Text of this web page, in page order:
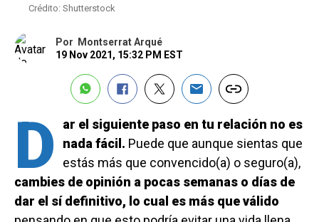
Crédito: Shutterstock
Por
Montserrat Arqué
19 Nov 2021, 15:32 PM EST
D
ar el siguiente paso en tu relación no es
nada fácil. Puede que aunque sientas que
estás más que convencido(a) o seguro(a),
cambies de opinión a pocas semanas o días de
dar el sí definitivo, lo cual es más que válido